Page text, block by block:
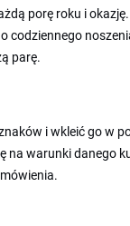
porę roku i
codziennego
parę.
i wkleić go w
warunki danego